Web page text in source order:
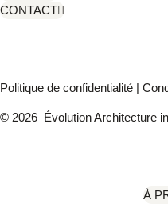
CONTACT
Politique de confidentialité |
© 2026 Évolution Architecture
À